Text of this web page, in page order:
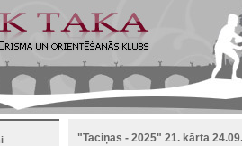
"Taciņas - 2025" 21. kārta